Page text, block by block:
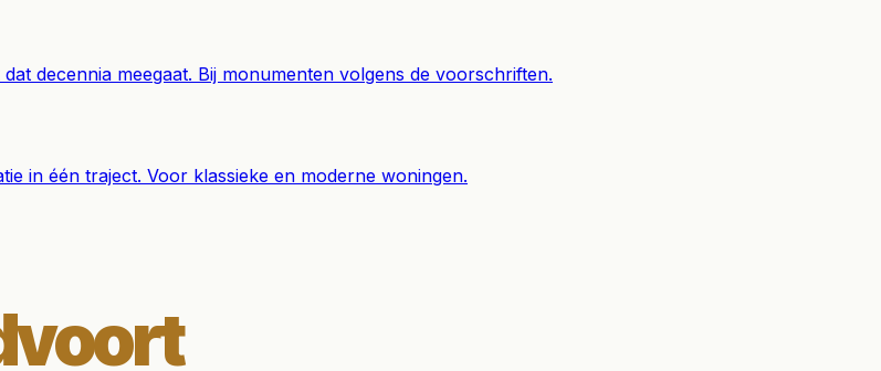
decennia meegaat. Bij monumenten volgens de voorschriften.
in één traject. Voor klassieke en moderne woningen.